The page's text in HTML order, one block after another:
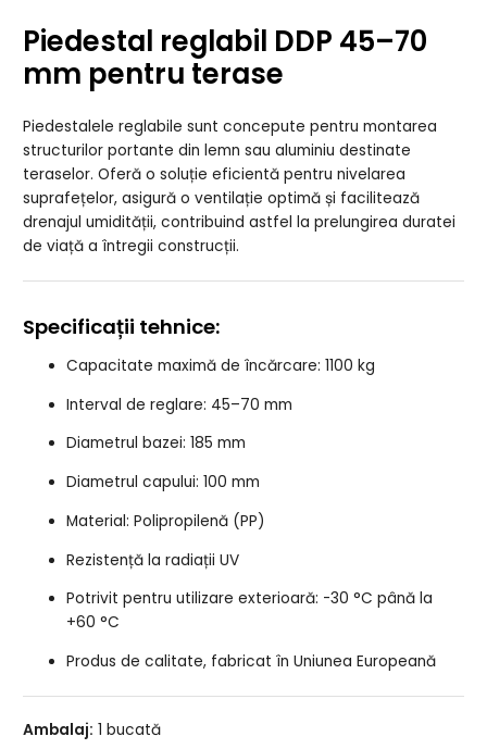
Piedestal reglabil DDP 45–70
mm pentru terase
Piedestalele reglabile sunt concepute pentru montarea
structurilor portante din lemn sau aluminiu destinate
teraselor. Oferă o soluție eficientă pentru nivelarea
suprafețelor, asigură o ventilație optimă și facilitează
drenajul umidității, contribuind astfel la prelungirea duratei
de viață a întregii construcții.
Specificații tehnice:
Capacitate maximă de încărcare: 1100 kg
Interval de reglare: 45–70 mm
Diametrul bazei: 185 mm
Diametrul capului: 100 mm
Material: Polipropilenă (PP)
Rezistență la radiații UV
Potrivit pentru utilizare exterioară: -30 °C până la
+60 °C
Produs de calitate, fabricat în Uniunea Europeană
Ambalaj: 1 bucată